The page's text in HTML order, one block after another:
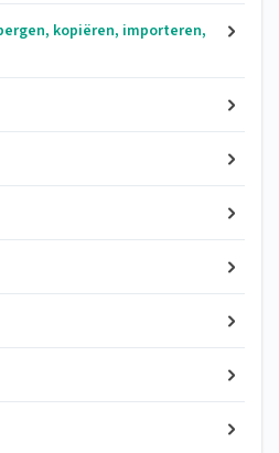
kopiëren, importeren,